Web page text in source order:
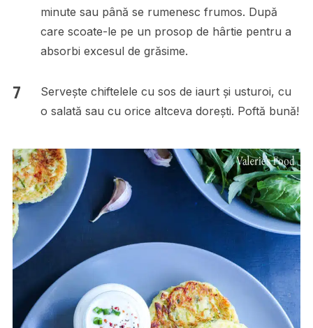
minute sau până se rumenesc frumos. După
care scoate-le pe un prosop de hârtie pentru a
absorbi excesul de grăsime.
Servește chiftelele cu sos de iaurt și usturoi, cu
o salată sau cu orice altceva dorești. Poftă bună!